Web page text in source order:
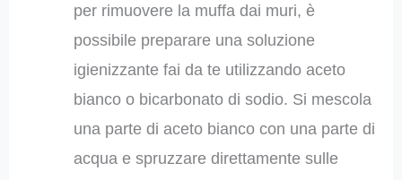
per rimuovere la muffa dai muri, è
possibile preparare una soluzione
igienizzante fai da te utilizzando aceto
bianco o bicarbonato di sodio. Si mescola
una parte di aceto bianco con una parte di
acqua e spruzzare direttamente sulle